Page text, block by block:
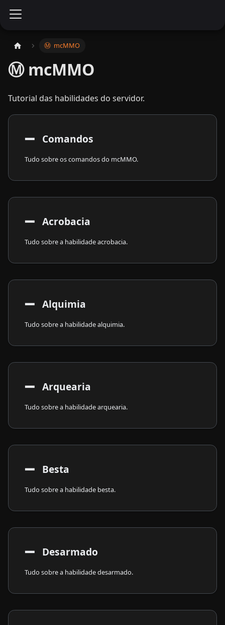
Ⓜ️ ​ mcMMO
Ⓜ️ mcMMO
Tutorial das habilidades do servidor.
➖ ​ Comandos
Tudo sobre os comandos do mcMMO.
➖ ​ Acrobacia
Tudo sobre a habilidade acrobacia.
➖ ​ Alquimia
Tudo sobre a habilidade alquimia.
➖ ​ Arquearia
Tudo sobre a habilidade arquearia.
➖ ​ Besta
Tudo sobre a habilidade besta.
➖ ​ Desarmado
Tudo sobre a habilidade desarmado.